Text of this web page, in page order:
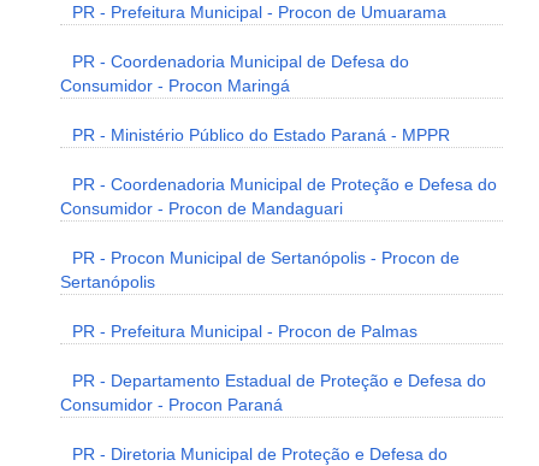
PR - Prefeitura Municipal - Procon de Umuarama
PR - Coordenadoria Municipal de Defesa do
Consumidor - Procon Maringá
PR - Ministério Público do Estado Paraná - MPPR
PR - Coordenadoria Municipal de Proteção e Defesa do
Consumidor - Procon de Mandaguari
PR - Procon Municipal de Sertanópolis - Procon de
Sertanópolis
PR - Prefeitura Municipal - Procon de Palmas
PR - Departamento Estadual de Proteção e Defesa do
Consumidor - Procon Paraná
PR - Diretoria Municipal de Proteção e Defesa do